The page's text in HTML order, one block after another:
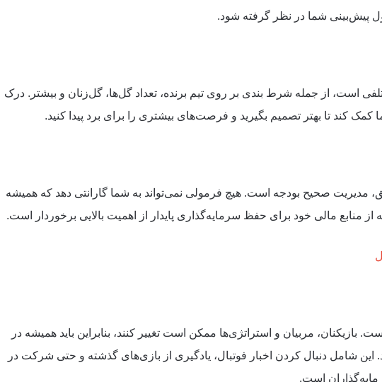
پیش‌بینی شما در نظر گرفته شود.
است، از جمله شرط بندی بر روی تیم برنده، تعداد گل‌ها، گل‌زنان و بیشتر. درک
کمک کند تا بهتر تصمیم بگیرید و فرصت‌های بیشتری را برای برد پیدا کنید.
مدیریت صحیح بودجه است. هیچ فرمولی نمی‌تواند به شما گارانتی دهد که همیشه
از منابع مالی خود برای حفظ سرمایه‌گذاری پایدار از اهمیت بالایی برخوردار است.
بازیکنان، مربیان و استراتژی‌ها ممکن است تغییر کنند، بنابراین باید همیشه در
این شامل دنبال کردن اخبار فوتبال، یادگیری از بازی‌های گذشته و حتی شرکت در
است.